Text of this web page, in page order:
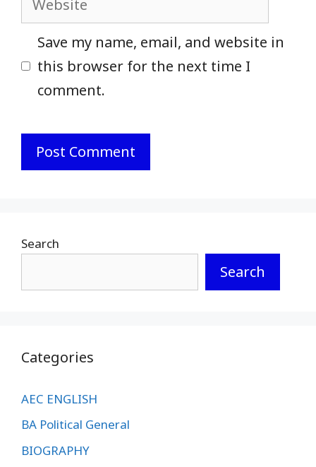
Save my name, email, and website in
this browser for the next time I
comment.
Search
Search
Categories
AEC ENGLISH
BA Political General
BIOGRAPHY